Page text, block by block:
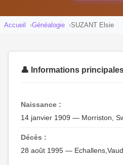
Accueil Généalogie SUZANT Elsie
👤 Informations
Naissance :
14 janvier 1909 — Morriston,
Décès :
28 août 1995 —